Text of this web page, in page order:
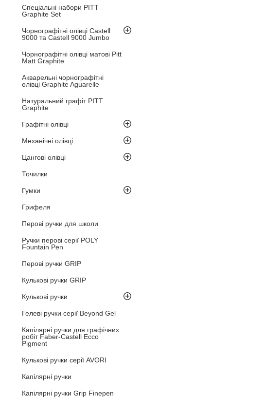
Спеціальні набори PITT
Graphite Set
Чорнографітні олівці Castell
9000 та Castell 9000 Jumbo
Чорнографітні олівці матові Pitt
Matt Graphite
Акварельні чорнографітні
олівці Graphite Aguarelle
Натуральний графіт PITT
Graphite
Графітні олівці
Механічні олівці
Цангові олівці
Точилки
Гумки
Грифеля
Перові ручки для школи
Ручки перові серії POLY
Fountain Pen
Перові ручки GRIP
Кулькові ручки GRIP
Кулькові ручки
Гелеві ручки серії Beyond Gel
Капілярні ручки для графічних
робіт Faber-Castell Ecco
Pigment
Кулькові ручки серії AVORI
Капілярні ручки
Капілярні ручки Grip Finepen